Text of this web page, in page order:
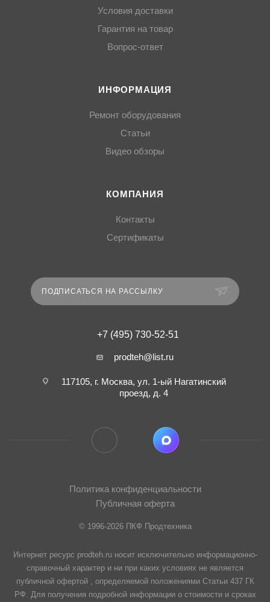
Условия доставки
Гарантия на товар
Вопрос-ответ
ИНФОРМАЦИЯ
Ремонт оборудования
Статьи
Видео обзоры
КОМПАНИЯ
Контакты
Сертификаты
ПОДПИСАТЬСЯ НА РАССЫЛКУ
+7 (495) 730-52-51
prodteh@list.ru
117105, г. Москва, ул. 1-ый Нагатинский
проезд, д. 4
Политика конфиденциальности
Публичная оферта
© 1996-2026 ПКФ Продтехника
Интернет ресурс prodteh.ru носит исключительно информационно-
справочный характер и ни при каких условиях не является
публичной офертой , определяемой положениями Статьи 437 ГК
РФ. Для получения подробной информации о стоимости и сроках